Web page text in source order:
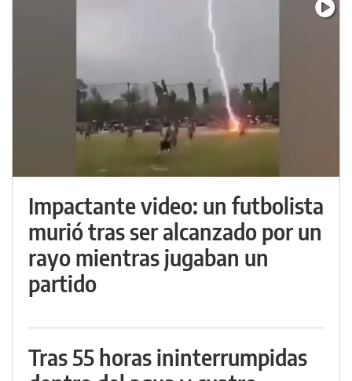
Impactante video: un futbolista
murió tras ser alcanzado por un
rayo mientras jugaban un
partido
Tras 55 horas ininterrumpidas